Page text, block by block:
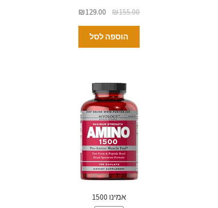
₪155.00
₪129.00
הוספה לסל
אמינו 1500